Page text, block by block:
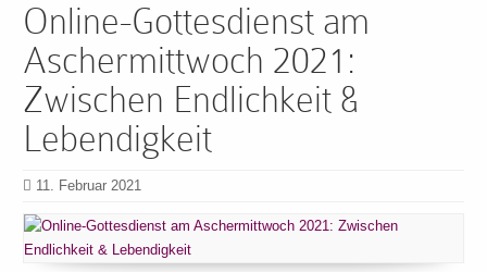
Online-Gottesdienst am
Aschermittwoch 2021:
Zwischen Endlichkeit &
Lebendigkeit
11. Februar 2021